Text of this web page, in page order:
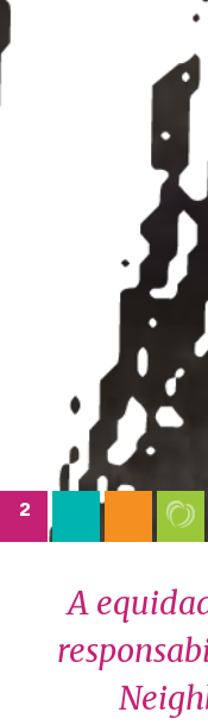
2
A